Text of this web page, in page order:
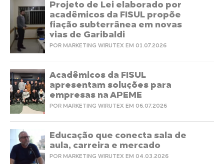
Projeto de Lei elaborado por
acadêmicos da FISUL propõe
fiação subterrânea em novas
vias de Garibaldi
POR MARKETING WIRUTEX EM 01.07.2026
Acadêmicos da FISUL
apresentam soluções para
empresas na APEME
POR MARKETING WIRUTEX EM 06.07.2026
Educação que conecta sala de
aula, carreira e mercado
POR MARKETING WIRUTEX EM 04.03.2026